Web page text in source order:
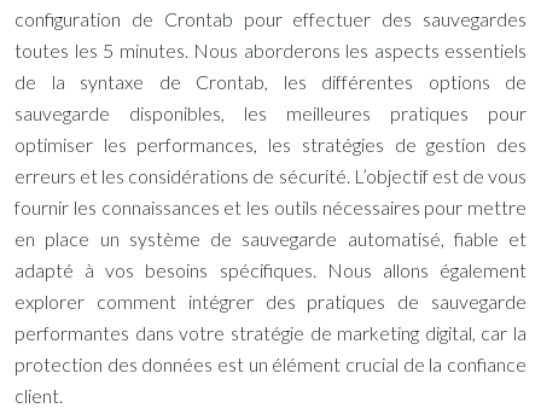
configuration de Crontab pour effectuer des sauvegardes
toutes les 5 minutes. Nous aborderons les aspects essentiels
de la syntaxe de Crontab, les différentes options de
sauvegarde disponibles, les meilleures pratiques pour
optimiser les performances, les stratégies de gestion des
erreurs et les considérations de sécurité. L’objectif est de vous
fournir les connaissances et les outils nécessaires pour mettre
en place un système de sauvegarde automatisé, fiable et
adapté à vos besoins spécifiques. Nous allons également
explorer comment intégrer des pratiques de sauvegarde
performantes dans votre stratégie de marketing digital, car la
protection des données est un élément crucial de la confiance
client.